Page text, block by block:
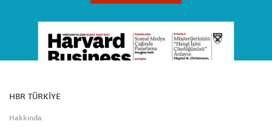
HBR TÜRKİYE
Hakkında